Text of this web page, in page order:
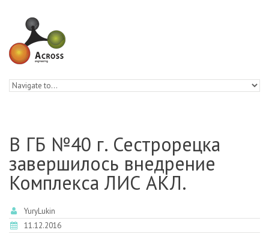
В ГБ №40 г. Сестрорецка
завершилось внедрение
Комплекса ЛИС АКЛ.
YuryLukin
11.12.2016